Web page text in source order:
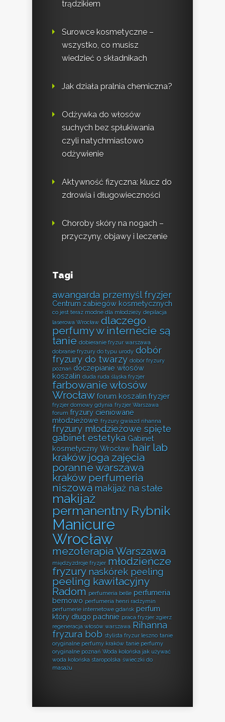
trądzikiem
Surowce kosmetyczne –
wszystko, co musisz
wiedzieć o składnikach
Jak działa pralnia chemiczna?
Odżywka do włosów
suchych bez spłukiwania
czyli natychmiastowo
odżywienie
Aktywność fizyczna: klucz do
zdrowia i długowieczności
Choroby skóry na nogach –
przyczyny, objawy i leczenie
Tagi
awangarda przemyśl fryzjer
Centrum zabiegów kosmetycznych
co jest teraz modne dla młodzieży depilacja
laserowa Wrocław dlaczego
perfumy w internecie są
tanie dobieranie fryzur warszawa
dobranie fryzury do typu urody dobór
fryzury do twarzy dobór fryzury
poznań doczepianie włosów
koszalin duda ruda śląska fryzjer
farbowanie włosów
Wrocław forum koszalin fryzjer
fryzjer domowy gdynia fryzjer Warszawa
forum fryzury cieniowane
młodzieżowe fryzury gwiazd rihanna
fryzury młodzieżowe spięte
gabinet estetyka Gabinet
kosmetyczny Wrocław hair lab
kraków joga zajęcia
poranne warszawa
kraków perfumeria
niszowa makijaż na stałe
makijaż
permanentny Rybnik
Manicure
Wrocław
mezoterapia Warszawa
międzyzdroje fryzjer młodzieńcze
fryzury naskórek peeling
peeling kawitacyjny
Radom perfumeria belle perfumeria
bemowo perfumeria henri radzymin
perfumerie internetowe gdańsk perfum
który długo pachnie praca fryzjer zgierz
regeneracja włosów warszawa Rihanna
fryzura bob stylista fryzur leszno tanie
oryginalne perfumy kraków tanie perfumy
oryginalne poznań Woda kolońska jak używać
woda kolońska staropolska świeczki do
masażu